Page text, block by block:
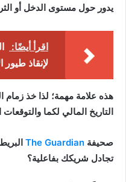
يدور حول مستوى الدخل أو
اقرأ أيضًا:
لإنقاذ طيور
هذه علامة مهمة؛ لذا خذ زمام
التاريخ المالي لكما والتوقعات
صحيفة The Guardian
تجادل شريكك بفاعلية؟